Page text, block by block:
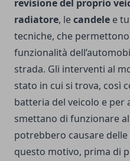
revisione del proprio
radiatore, lecandele e
tecniche, che
funzionalità
strada. Gli interventi al
stato in cui si trova, così
batteria del veicolo e
smettano di funzionare
potrebbero causare
questo motivo, prima di